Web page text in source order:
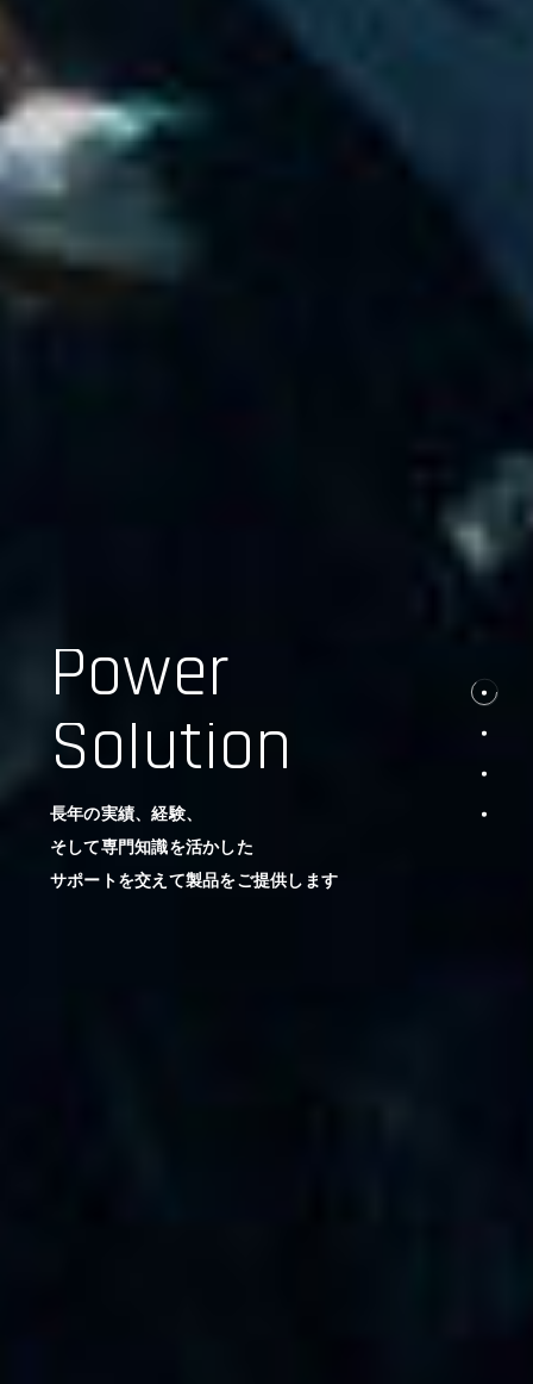
Power
Solution
長年の実績、経験、
そして専門知識を活かした
サポートを交えて製品をご提供します